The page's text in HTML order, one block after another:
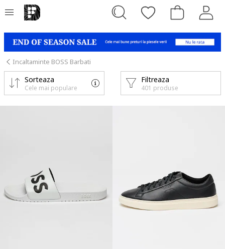
Incaltaminte BOSS Barbati
Filtreaza
401 produse
Sorteaza
Cele mai populare